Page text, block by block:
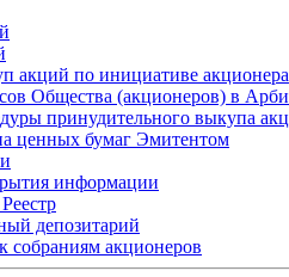
акций по инициативе акционера
Общества (акционеров) в
принудительного выкупа
ценных бумаг Эмитентом
информации
депозитарий
собраниям акционеров